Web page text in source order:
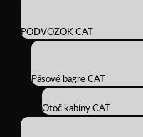
PODVOZOK CAT
Pásové bagre CAT
Otoč kabíny CAT